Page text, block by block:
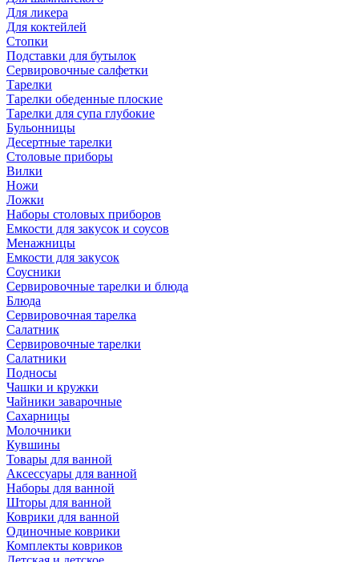
Для ликера
Для коктейлей
Стопки
Подставки для бутылок
Сервировочные салфетки
Тарелки
Тарелки обеденные плоские
Тарелки для супа глубокие
Бульонницы
Десертные тарелки
Столовые приборы
Вилки
Ножи
Ложки
Наборы столовых приборов
Емкости для закусок и соусов
Менажницы
Емкости для закусок
Соусники
Сервировочные тарелки и блюда
Блюда
Сервировочная тарелка
Салатник
Сервировочные тарелки
Салатники
Подносы
Чашки и кружки
Чайники заварочные
Сахарницы
Молочники
Кувшины
Товары для ванной
Аксессуары для ванной
Наборы для ванной
Шторы для ванной
Коврики для ванной
Одиночные коврики
Комплекты ковриков